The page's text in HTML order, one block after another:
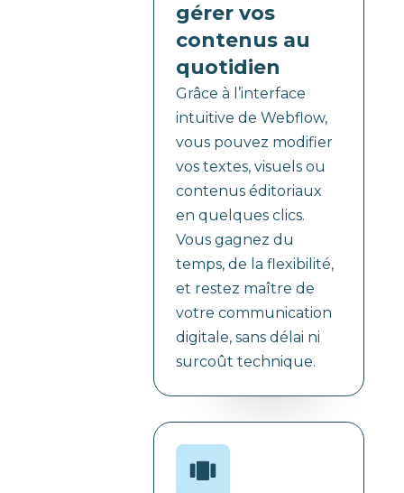
gérer vos
contenus au
quotidien
Grâce à l’interface
intuitive de Webflow,
vous pouvez modifier
vos textes, visuels ou
contenus éditoriaux
en quelques clics.
Vous gagnez du
temps, de la flexibilité,
et restez maître de
votre communication
digitale, sans délai ni
surcoût technique.